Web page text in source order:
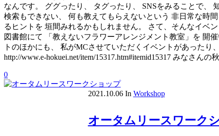
なんです。 ググったり、 タグったり、 SNSをみることで、
検索もできない、 何も教えてもらえないという 非日常な時
るヒントを 垣間みれるかもしれません。 さて、そんなイベ
図書館にて 「教えないフラワーアレンジメント教室」を 開
トのほかにも、 私がMCさせていただくイベントがあった
http://www.e-hokuei.net/item/15317.htm#itemid15317 みなさん
0
2021.10.06 In Workshop
オータムリースワーク